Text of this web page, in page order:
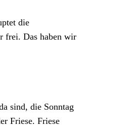
die
frei. Das haben wir
sind, die Sonntag
Friese. Friese